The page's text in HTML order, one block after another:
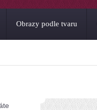
Obrazy podle tvaru